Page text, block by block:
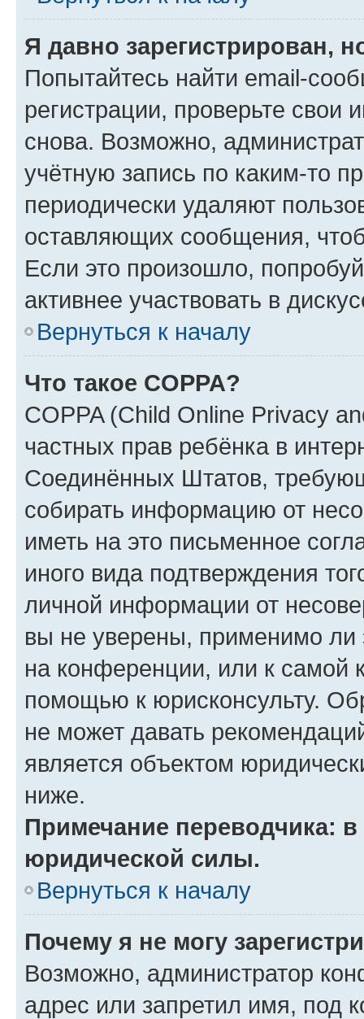
Я давно зарегистрирован,
Попытайтесь найти email-
регистрации, проверьте свои
снова. Возможно,
учётную запись по каким-то
периодически удаляют
оставляющих сообщения,
Если это произошло,
активнее участвовать в
Вернуться к началу
Что такое COPPA?
COPPA (Child Online Privacy
частных прав ребёнка в
Соединённых Штатов,
собирать информацию от
иметь на это письменное
иного вида подтверждения
личной информации от
вы не уверены, применимо ли
на конференции, или к самой
помощью к юрисконсульту.
не может давать
является объектом
ниже.
Примечание переводчика:
юридической силы.
Вернуться к началу
Почему я не могу
Возможно, администратор
адрес или запретил имя, под